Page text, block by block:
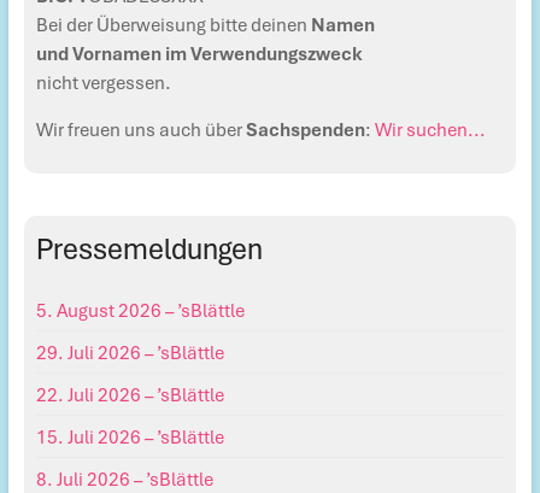
Bei der Überweisung bitte deinen Namen
und Vornamen im Verwendungszweck
nicht vergessen.
Wir freuen uns auch überSachspenden:Wir suchen...
Pressemeldungen
5. August 2026 – ’sBlättle
29. Juli 2026 – ’sBlättle
22. Juli 2026 – ’sBlättle
15. Juli 2026 – ’sBlättle
8. Juli 2026 – ’sBlättle